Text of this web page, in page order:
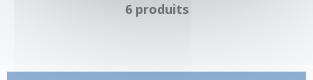
6 produits